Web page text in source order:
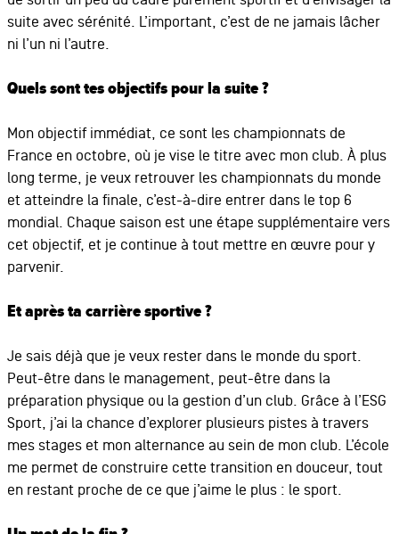
suite avec sérénité. L’important, c’est de ne jamais lâcher
ni l’un ni l’autre.
Quels sont tes objectifs pour la suite ?
Mon objectif immédiat, ce sont les championnats de
France en octobre, où je vise le titre avec mon club. À plus
long terme, je veux retrouver les championnats du monde
et atteindre la finale, c’est-à-dire entrer dans le top 6
mondial. Chaque saison est une étape supplémentaire vers
cet objectif, et je continue à tout mettre en œuvre pour y
parvenir.
Et après ta carrière sportive ?
Je sais déjà que je veux rester dans le monde du sport.
Peut-être dans le management, peut-être dans la
préparation physique ou la gestion d’un club. Grâce à l’ESG
Sport, j’ai la chance d’explorer plusieurs pistes à travers
mes stages et mon alternance au sein de mon club. L’école
me permet de construire cette transition en douceur, tout
en restant proche de ce que j’aime le plus : le sport.